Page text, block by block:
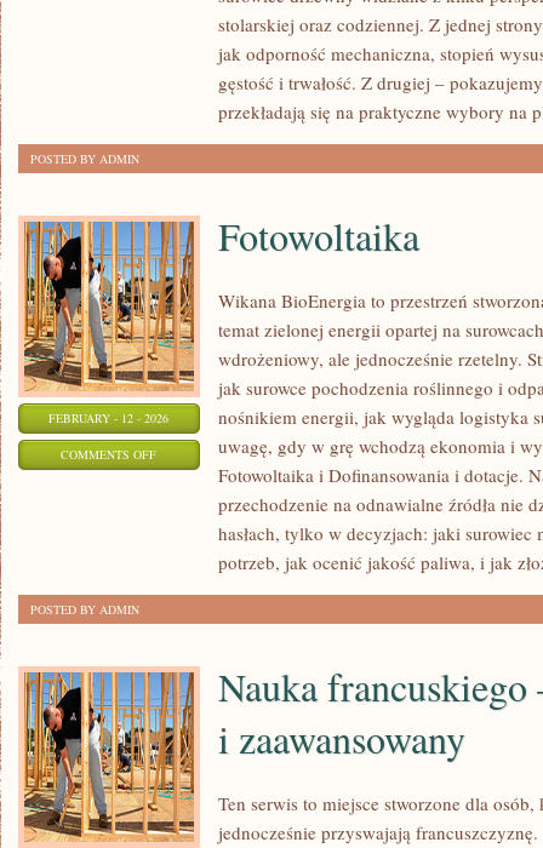
ZRÓWNOWAŻONY
stolarskiej oraz codziennej. Z jednej
jak odporność mechaniczna, stopień
gęstość i trwałość. Z drugiej –
przekładają się na praktyczne wybory na
POSTED BY ADMIN
FEBRUARY - 12 - 2026
COMMENTS OFFON
FOTOWOLTAIKA
Fotowoltaika
Wikana BioEnergia to przestrzeń
temat zielonej energii opartej na
wdrożeniowy, ale jednocześnie rzetelny.
jak surowce pochodzenia roślinnego i
nośnikiem energii, jak wygląda logistyka
uwagę, gdy w grę wchodzą ekonomia i
Fotowoltaika i Dofinansowania i dotacje.
przechodzenie na odnawialne źródła nie
hasłach, tylko w decyzjach: jaki surowiec
potrzeb, jak ocenić jakość paliwa, i jak
POSTED BY ADMIN
Nauka
i zaawansowany
Ten serwis to miejsce stworzone dla
jednocześnie przyswajają